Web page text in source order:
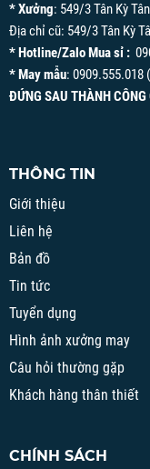
* Xưởng: 549/3 Tân Kỳ
Địa chỉ cũ: 549/3 Tân Kỳ
* Hotline/Zalo Mua sỉ :
* May mẫu: 0909.555.018
ĐỨNG SAU THÀNH
THÔNG TIN
Giới thiệu
Liên hệ
Bản đồ
Tin tức
Tuyển dụng
Hình ảnh xưởng may
Câu hỏi thường gặp
Khách hàng thân thiết
CHÍNH SÁCH